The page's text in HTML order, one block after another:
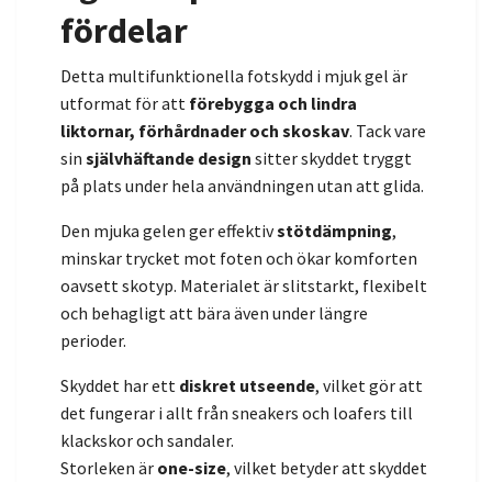
fördelar
Detta multifunktionella fotskydd i mjuk gel är
utformat för att förebygga och lindra
liktornar, förhårdnader och skoskav. Tack vare
sin självhäftande design sitter skyddet tryggt
på plats under hela användningen utan att glida.
Den mjuka gelen ger effektivstötdämpning,
minskar trycket mot foten och ökar komforten
oavsett skotyp. Materialet är slitstarkt, flexibelt
och behagligt att bära även under längre
perioder.
Skyddet har ett diskret utseende, vilket gör att
det fungerar i allt från sneakers och loafers till
klackskor och sandaler.
Storleken är one-size, vilket betyder att skyddet